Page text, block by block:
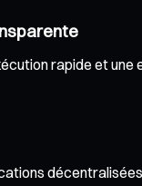
rapide et